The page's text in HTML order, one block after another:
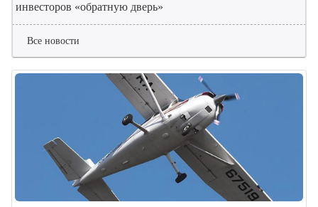
инвесторов «обратную дверь»
Все новости